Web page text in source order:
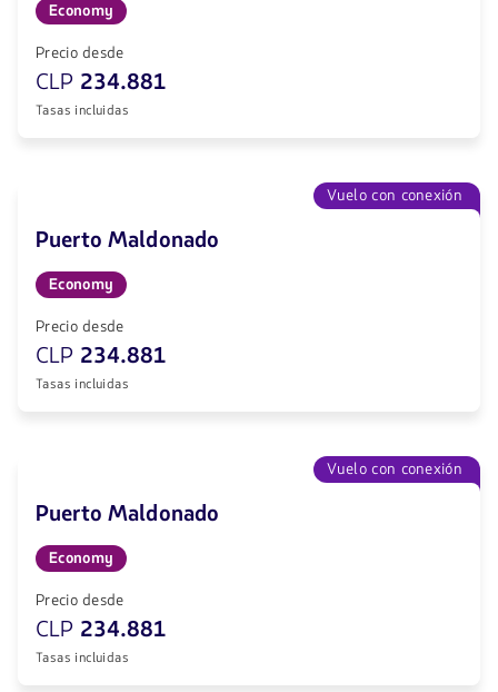
Economy
Precio desde
CLP 234.881
Tasas incluidas
Vuelo con conexión
Puerto Maldonado
Economy
Precio desde
CLP 234.881
Tasas incluidas
Vuelo con conexión
Puerto Maldonado
Economy
Precio desde
CLP 234.881
Tasas incluidas